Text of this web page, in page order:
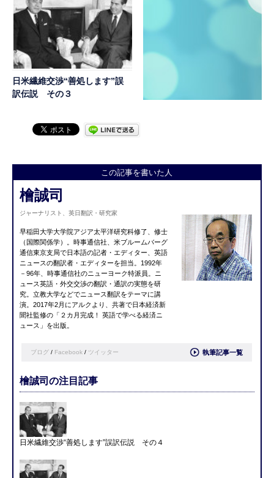
日米繊維交渉“善処します”誤
訳伝説 その３
この記事を書いた人
檜誠司
ジャーナリスト、英日翻訳・研究家
早稲田大学大学院アジア太平洋研究科修了、修士
（国際関係学）。時事通信社、米ブルームバーグ
通信東京支局で日本語の記者・エディター、英語
ニュースの翻訳者・エディターを担当。1992年
－96年、時事通信社のニューヨーク特派員。ニ
ュース英語・外交交渉の翻訳・通訳の実態を研
究。立教大学などでニュース翻訳をテーマに講
演。2017年2月にアルクより、共著で日本経済新
聞社監修の「２カ月完成！ 英語で学べる経済ニ
ュース」を出版。
ブログ / Facebook / ツイッター 執筆記事一覧
檜誠司の注目記事
日米繊維交渉“善処します”誤訳伝説 その４